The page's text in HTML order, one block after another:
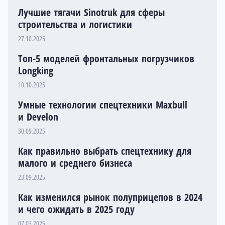
Лучшие тягачи Sinotruk для сферы
строительства и логистики
27.10.2025
Топ-5 моделей фронтальных погрузчиков
Longking
10.10.2025
Умные технологии спецтехники Maxbull
и Develon
30.09.2025
Как правильно выбрать спецтехнику для
малого и среднего бизнеса
23.09.2025
Как изменился рынок полуприцепов в 2024
и чего ожидать в 2025 году